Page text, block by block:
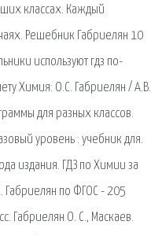
классах. Каждый
Решебник Габриелян 10
используют гдз по-
Химия: О.С. Габриелян / А.В.
для разных классов.
уровень : учебник для.
издания. ГДЗ по Химии за
Габриелян по ФГОС - 205
Габриелян О. С., Маскаев.